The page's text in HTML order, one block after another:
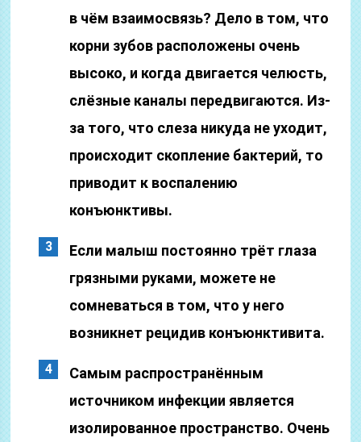
в чём взаимосвязь? Дело в том, что
корни зубов расположены очень
высоко, и когда двигается челюсть,
слёзные каналы передвигаются. Из-
за того, что слеза никуда не уходит,
происходит скопление бактерий, то
приводит к воспалению
конъюнктивы.
Если малыш постоянно трёт глаза
грязными руками, можете не
сомневаться в том, что у него
возникнет рецидив конъюнктивита.
Самым распространённым
источником инфекции является
изолированное пространство. Очень